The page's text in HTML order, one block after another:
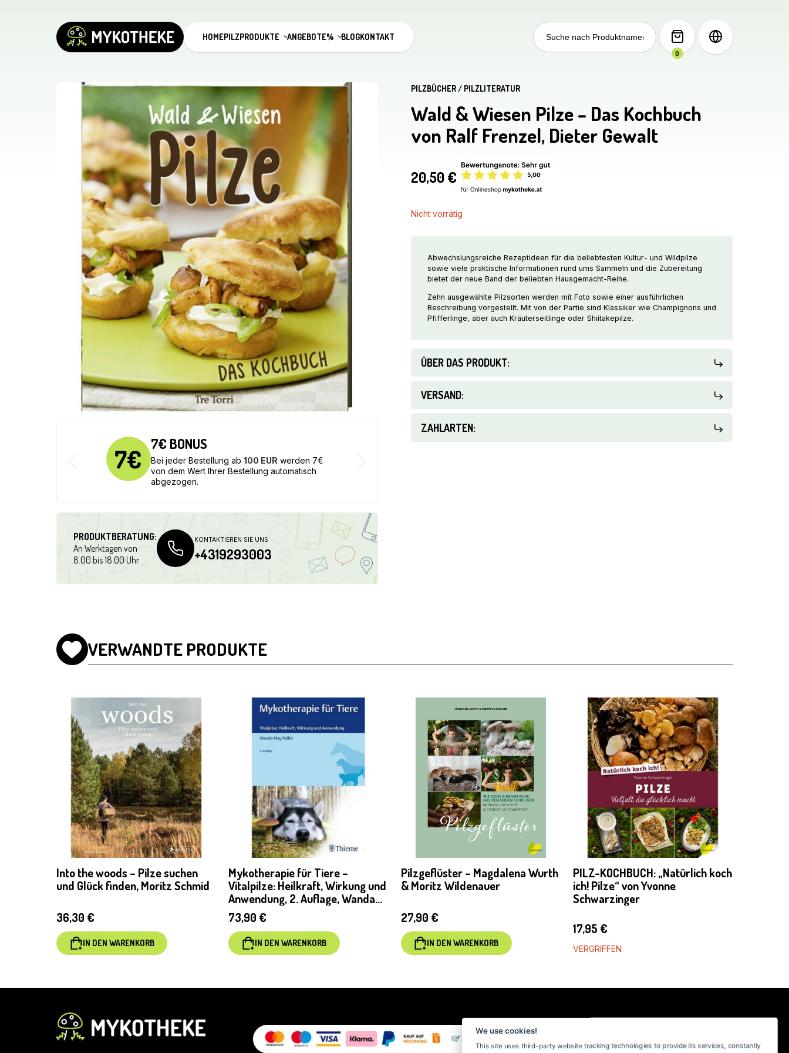
HOMEPILZPRODUKTE ANGEBOTE% BLOGKONTAKT
Search
for:
0
7€ BONUS
Bei jeder Bestellung ab 100 EUR werden 7€
von dem Wert Ihrer Bestellung automatisch
abgezogen.
PRODUKTBERATUNG:
An Werktagen von
8.00 bis 18.00 Uhr
KONTAKTIEREN SIE UNS
+4319293003
PILZBÜCHER / PILZLITERATUR
Wald & Wiesen Pilze – Das Kochbuch
von Ralf Frenzel, Dieter Gewalt
20,50€
Nicht vorrätig
Abwechslungsreiche Rezeptideen für die beliebtesten Kultur- und Wildpilze
sowie viele praktische Informationen rund ums Sammeln und die Zubereitung
bietet der neue Band der beliebten Hausgemacht-Reihe.
Zehn ausgewählte Pilzsorten werden mit Foto sowie einer ausführlichen
Beschreibung vorgestellt. Mit von der Partie sind Klassiker wie Champignons und
Pfifferlinge, aber auch Kräuterseitlinge oder Shiitakepilze.
ÜBER DAS PRODUKT:
VERSAND:
ZAHLARTEN:
VERWANDTE PRODUKTE
Into the woods – Pilze suchen
und Glück finden, Moritz Schmid
36,30 €
IN DEN WARENKORB
Mykotherapie für Tiere –
Vitalpilze: Heilkraft, Wirkung und
Anwendung, 2. Auflage, Wanda
May Pulfer
73,90 €
IN DEN WARENKORB
Pilzgeflüster – Magdalena Wurth
& Moritz Wildenauer
27,90 €
IN DEN WARENKORB
PILZ-KOCHBUCH: „Natürlich koch
ich! Pilze“ von Yvonne
Schwarzinger
17,95 €
VERGRIFFEN
We use cookies!
This site uses third-party website tracking technologies to provide its services, constantly